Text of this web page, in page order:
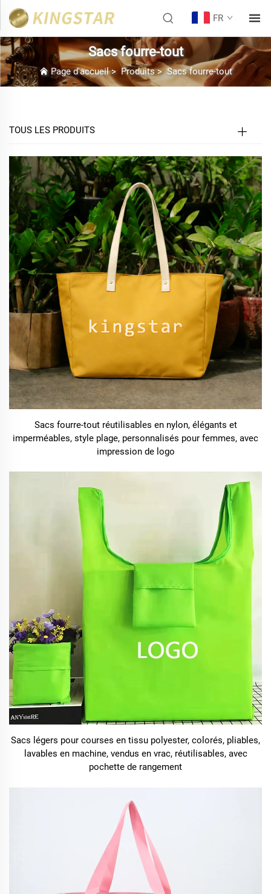
FR
Sacs fourre-tout
Page d'accueil>Produits>Sacs fourre-tout
TOUS LES PRODUITS
Sacs fourre-tout réutilisables en nylon, élégants et
imperméables, style plage, personnalisés pour femmes, avec
impression de logo
Sacs légers pour courses en tissu polyester, colorés, pliables,
lavables en machine, vendus en vrac, réutilisables, avec
pochette de rangement